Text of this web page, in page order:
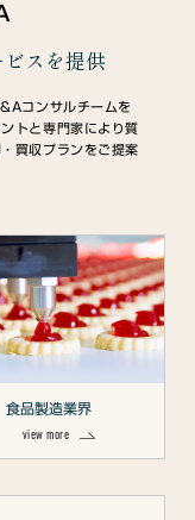
スを提供
コンサルチームを
トと専門家により質
買収プランをご提案
食品製造業界
view more